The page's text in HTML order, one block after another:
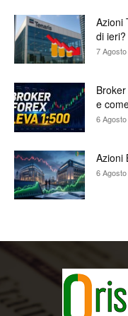
Azioni
di ieri?
7
e
6
Azioni
6